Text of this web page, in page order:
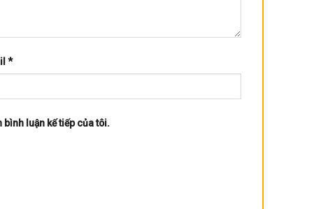
*
luận kế tiếp của tôi.